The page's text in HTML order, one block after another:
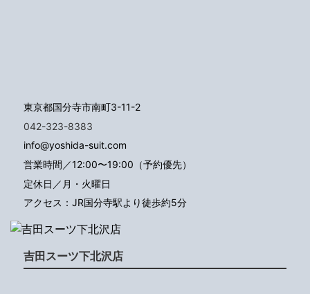
東京都国分寺市南町3-11-2
042-323-8383
info@yoshida-suit.com
営業時間／12:00〜19:00（予約優先）
定休日／月・火曜日
アクセス：JR国分寺駅より徒歩約5分
吉田スーツ下北沢店